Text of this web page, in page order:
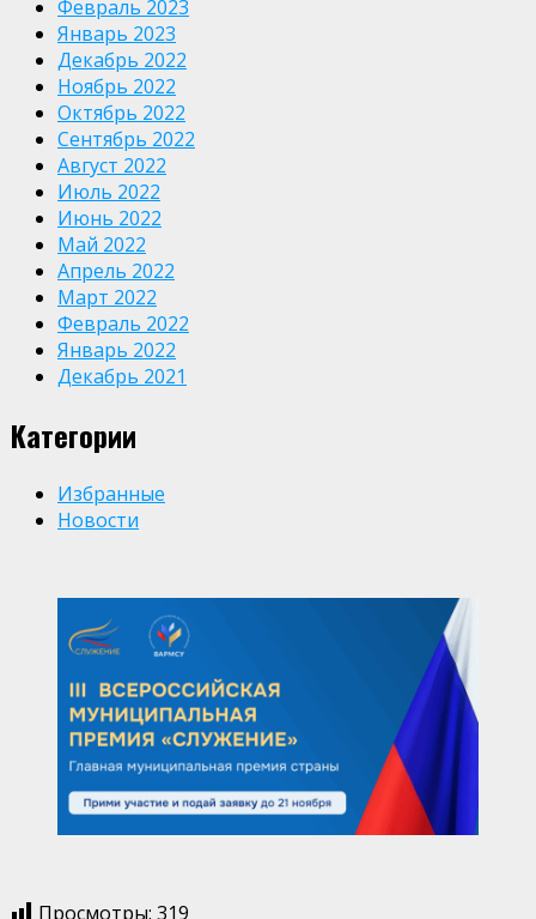
Февраль 2023
Январь 2023
Декабрь 2022
Ноябрь 2022
Октябрь 2022
Сентябрь 2022
Август 2022
Июль 2022
Июнь 2022
Май 2022
Апрель 2022
Март 2022
Февраль 2022
Январь 2022
Декабрь 2021
Категории
Избранные
Новости
Просмотры: 319